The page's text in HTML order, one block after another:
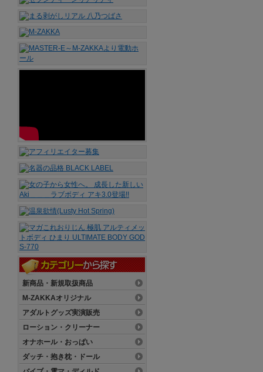
新商品・新規取扱商品
M-ZAKKAオリジナル
アダルトグッズ実演販売
ローション・クリーナー
オナホール・おっぱい
ダッチ・抱き枕・ドール